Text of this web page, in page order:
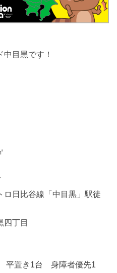
目黒です！
ロ日比谷線「中目黒」駅徒
四丁目
置き1台 身障者優先1